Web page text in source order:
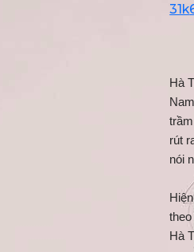
31k
Hà
rút
nói
Hà